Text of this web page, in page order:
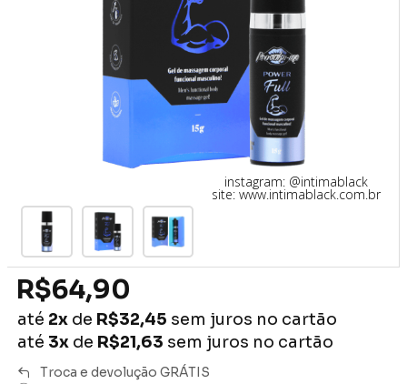
instagram: @intimablack
site: www.intimablack.com.br
R$64,90
até 2x de R$32,45 sem juros no cartão
até 3x de R$21,63 sem juros no cartão
Troca e devolução GRÁTIS